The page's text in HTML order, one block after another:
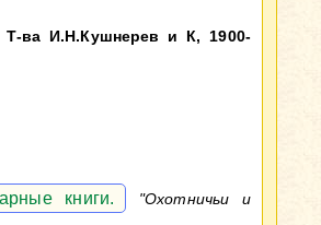
ва И.Н.Кушнерев и К, 1900-
книги.
"Охотничьи и